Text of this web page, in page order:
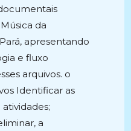
da
apresentando
e fluxo
arquivos. o
Identificar as
a